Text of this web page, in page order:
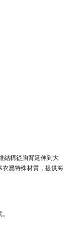
結構從胸背延伸到大
屬特殊材質，提供海